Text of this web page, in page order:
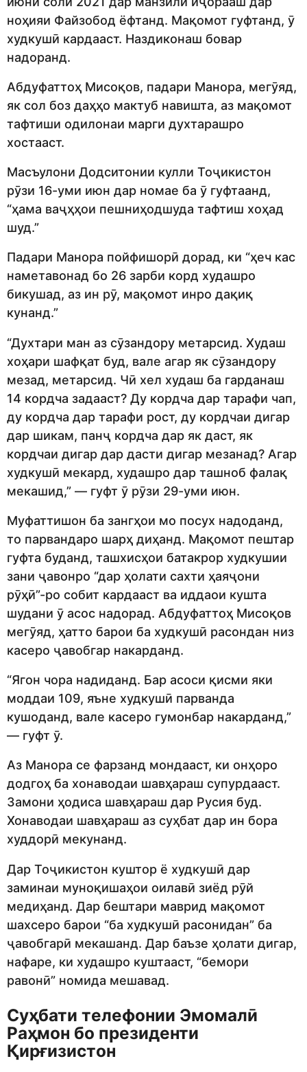
ноҳияи Файзобод ёфтанд. Мақомот гуфтанд, ӯ
худкушӣ кардааст. Наздиконаш бовар
надоранд.
Абдуфаттоҳ Мисоқов, падари Манора, мегӯяд,
як сол боз даҳҳо мактуб навишта, аз мақомот
тафтиши одилонаи марги духтарашро
хостааст.
Масъулони Додситонии кулли Тоҷикистон
рӯзи 16-уми июн дар номае ба ӯ гуфтаанд,
“ҳама ваҷҳҳои пешниҳодшуда тафтиш хоҳад
шуд.”
Падари Манора пойфишорӣ дорад, ки “ҳеч кас
наметавонад бо 26 зарби корд худашро
бикушад, аз ин рӯ, мақомот инро дақиқ
кунанд.”
“Духтари ман аз сӯзандору метарсид. Худаш
хоҳари шафқат буд, вале агар як сӯзандору
мезад, метарсид. Чӣ хел худаш ба гарданаш
14 кордча задааст? Ду кордча дар тарафи чап,
ду кордча дар тарафи рост, ду кордчаи дигар
дар шикам, панҷ кордча дар як даст, як
кордчаи дигар дар дасти дигар мезанад? Агар
худкушӣ мекард, худашро дар ташноб фалақ
мекашид,” — гуфт ӯ рӯзи 29-уми июн.
Муфаттишон ба зангҳои мо посух надоданд,
то парвандаро шарҳ диҳанд. Мақомот пештар
гуфта буданд, ташхисҳои батакрор худкушии
зани ҷавонро “дар ҳолати сахти ҳаяҷони
рӯҳӣ”-ро собит кардааст ва иддаои кушта
шудани ӯ асос надорад. Абдуфаттоҳ Мисоқов
мегӯяд, ҳатто барои ба худкушӣ расондан низ
касеро ҷавобгар накарданд.
“Ягон чора надиданд. Бар асоси қисми яки
моддаи 109, яъне худкушӣ парванда
кушоданд, вале касеро гумонбар накарданд,”
— гуфт ӯ.
Аз Манора се фарзанд мондааст, ки онҳоро
додгоҳ ба хонаводаи шавҳараш супурдааст.
Замони ҳодиса шавҳараш дар Русия буд.
Хонаводаи шавҳараш аз суҳбат дар ин бора
худдорӣ мекунанд.
Дар Тоҷикистон куштор ё худкушӣ дар
заминаи муноқишаҳои оилавӣ зиёд рӯй
медиҳанд. Дар бештари маврид мақомот
шахсеро барои “ба худкушӣ расонидан” ба
ҷавобгарӣ мекашанд. Дар баъзе ҳолати дигар,
нафаре, ки худашро куштааст, “бемори
равонӣ” номида мешавад.
Суҳбати телефонии Эмомалӣ
Раҳмон бо президенти
Қирғизистон